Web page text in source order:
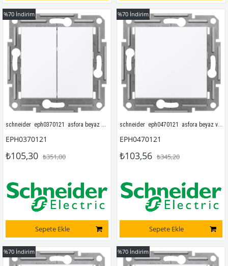
schneider  eph0370121  asfora beyaz komütatör çerçevesiz
EPH0370121
₺105,30 ₺351,00
Sepete Ekle
%70 İndirim
schneider  eph0470121  asfora beyaz vavien çerçevesiz
EPH0470121
₺103,56 ₺345,20
Sepete Ekle
%70 İndirim
%70 İndirim %70 İndirim